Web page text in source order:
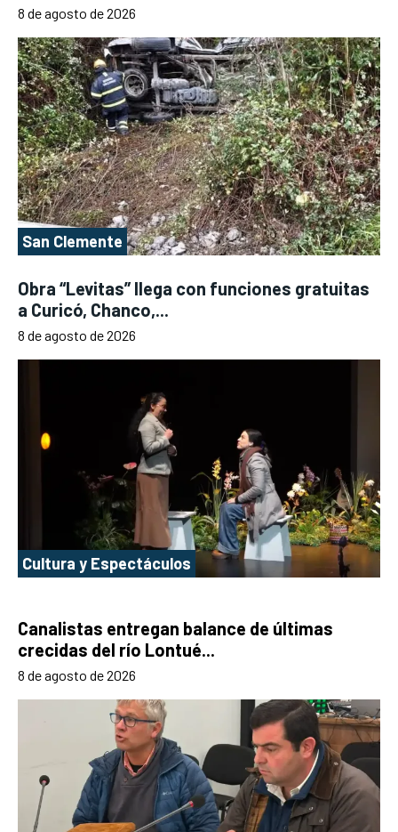
8 de agosto de 2026
San Clemente
Obra “Levitas” llega con funciones gratuitas
a Curicó, Chanco,...
8 de agosto de 2026
Cultura y Espectáculos
Canalistas entregan balance de últimas
crecidas del río Lontué...
8 de agosto de 2026